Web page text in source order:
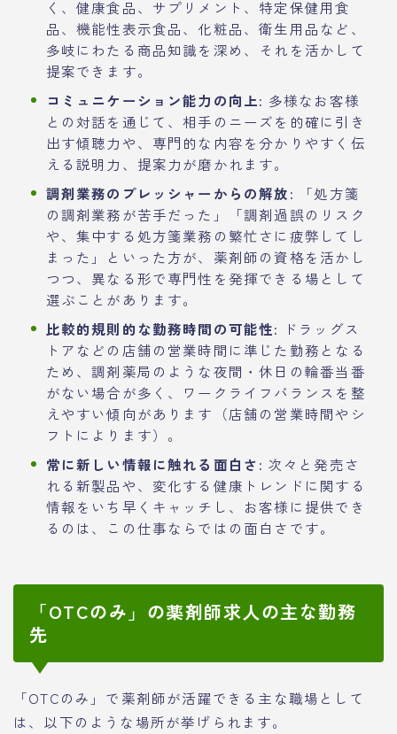
く、健康食品、サプリメント、特定保健用食
品、機能性表示食品、化粧品、衛生用品など、
多岐にわたる商品知識を深め、それを活かして
提案できます。
コミュニケーション能力の向上: 多様なお客様
との対話を通じて、相手のニーズを的確に引き
出す傾聴力や、専門的な内容を分かりやすく伝
える説明力、提案力が磨かれます。
調剤業務のプレッシャーからの解放: 「処方箋
の調剤業務が苦手だった」「調剤過誤のリスク
や、集中する処方箋業務の繁忙さに疲弊してし
まった」といった方が、薬剤師の資格を活かし
つつ、異なる形で専門性を発揮できる場として
選ぶことがあります。
比較的規則的な勤務時間の可能性:
ドラッグス
トアなどの店舗の営業時間に準じた勤務となる
ため、調剤薬局のような夜間・休日の輪番当番
がない場合が多く、ワークライフバランスを整
えやすい傾向があります（店舗の営業時間やシ
フトによります）。
常に新しい情報に触れる面白さ: 次々と発売さ
れる新製品や、変化する健康トレンドに関する
情報をいち早くキャッチし、お客様に提供でき
るのは、この仕事ならではの面白さです。
「OTCのみ」の薬剤師求人の主な勤務
先
「OTCのみ」で薬剤師が活躍できる主な職場として
は、以下のような場所が挙げられます。